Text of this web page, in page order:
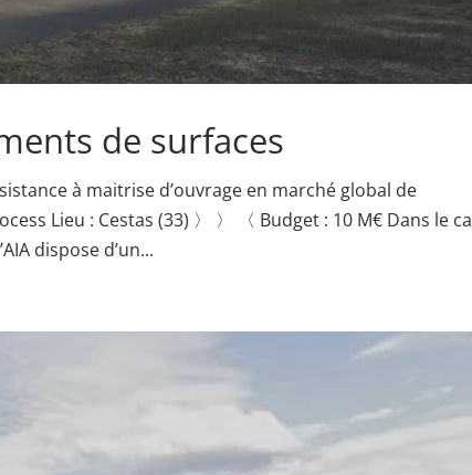
de surfaces
à maitrise d’ouvrage en marché global de
Lieu : Cestas (33) 〉 〉 〈 Budget : 10 M€ Dans le
dispose d’un...